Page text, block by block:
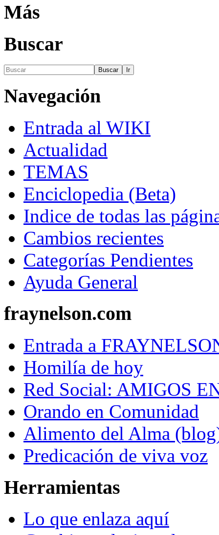
Más
Buscar
Navegación
Entrada al WIKI
Actualidad
TEMAS
Enciclopedia (Beta)
Indice de todas las
Cambios recientes
Categorías Pendientes
Ayuda General
fraynelson.com
Entrada a
Homilía de hoy
Red Social: AMIGOS
Orando en Comunidad
Alimento del Alma
Predicación de viva voz
Herramientas
Lo que enlaza aquí